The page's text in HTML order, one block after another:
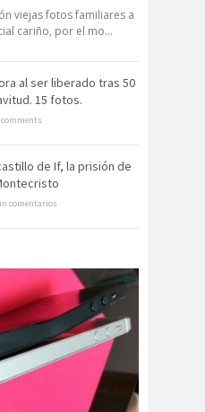
incorrupto de
años
viejas fotos familiares a
cariño, por el mo...
al ser liberado tras 50
15 fotos.
comments
de If, la prisión de
comentarios